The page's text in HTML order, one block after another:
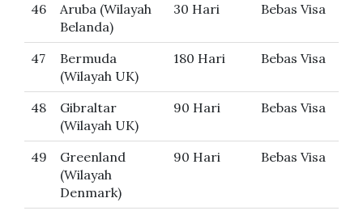
46
Aruba (Wilayah
Belanda)
30 Hari Bebas Visa
47
Bermuda
(Wilayah UK)
180 Hari Bebas Visa
48
Gibraltar
(Wilayah UK)
90 Hari Bebas Visa
49
Greenland
(Wilayah
Denmark)
90 Hari Bebas Visa